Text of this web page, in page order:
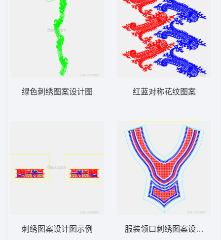
绿色刺绣图案设计图
刺绣图案设计图示例
红蓝对称花纹图案
服装领口刺绣图案设计图